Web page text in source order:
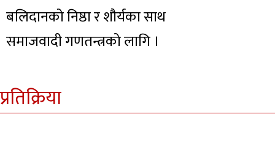
बलिदानको निष्ठा र शौर्यका साथ
समाजवादी गणतन्त्रको लागि ।
प्रतिक्रिया